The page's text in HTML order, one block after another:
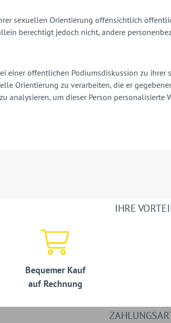
sexuellen Orientierung offensichtlich
berechtigt jedoch nicht, andere
einer öffentlichen Podiumsdiskussion zu
Orientierung zu verarbeiten, die er
analysieren, um dieser Person personalisierte
IHRE
Bequemer Kauf
auf Rechnung